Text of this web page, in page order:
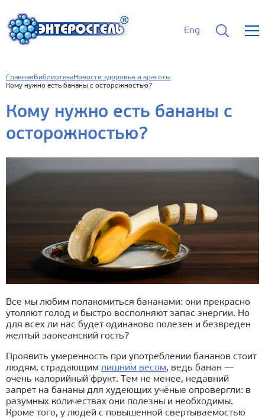
Eng
Главная БиблиотекаНовости здоровья и красоты
Кому нужно есть бананы с осторожностью?
Кому нужно есть бананы с
осторожностью?
Все мы любим полакомиться бананами: они прекрасно
утоляют голод и быстро восполняют запас энергии. Но
для всех ли нас будет одинаково полезен и безвреден
желтый заокеанский гость?
Проявить умеренность при употреблении бананов стоит
людям, страдающим лишним весом, ведь банан —
очень калорийный фрукт. Тем не менее, недавний
запрет на бананы для худеющих учёные опровергли: в
разумных количествах они полезны и необходимы.
Кроме того, у людей с повышенной свертываемостью